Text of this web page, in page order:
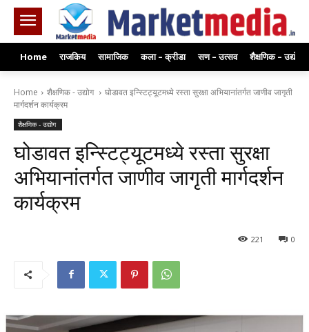
Home राजकिय सामाजिक कला – क्रीडा सण – उत्सव शैक्षणिक – उद्योग
Home शैक्षणिक - उद्योग
घोडावत इन्स्टिट्यूटमध्ये रस्ता सुरक्षा अभियानांतर्गत जाणीव जागृती
मार्गदर्शन कार्यक्रम
शैक्षणिक - उद्योग
घोडावत इन्स्टिट्यूटमध्ये रस्ता सुरक्षा
अभियानांतर्गत जाणीव जागृती मार्गदर्शन
कार्यक्रम
0
221